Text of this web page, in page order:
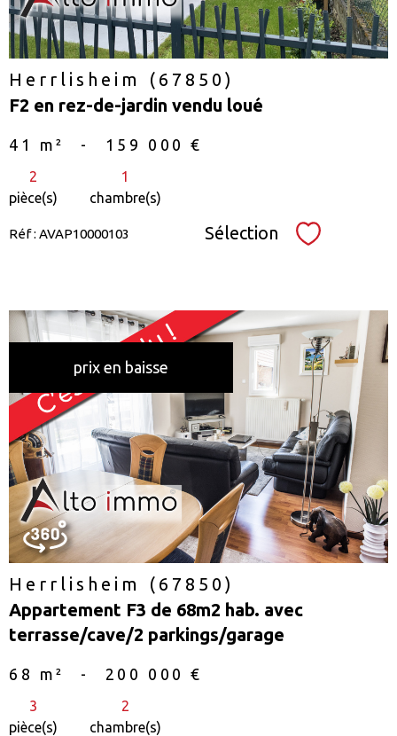
Herrlisheim (67850)
F2 en rez-de-jardin vendu loué
41 m² - 159 000 €
2
pièce(s)
1
chambre(s)
Réf : AVAP10000103 Sélection
prix en baisse
voir le
bien
Herrlisheim (67850)
Appartement F3 de 68m2 hab. avec
terrasse/cave/2 parkings/garage
68 m² - 200 000 €
3
pièce(s)
2
chambre(s)